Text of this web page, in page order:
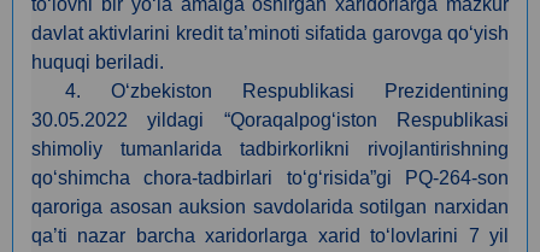
davlat aktivlarini kredit ta’minoti sifatida garovga qo‘yish
huquqi beriladi.
4.O‘zbekiston Respublikasi Prezidentining
30.05.2022 yildagi “Qoraqalpog‘iston Respublikasi
shimoliy tumanlarida tadbirkorlikni rivojlantirishning
qo‘shimcha chora-tadbirlari to‘g‘risida”gi PQ-264-son
qaroriga asosan auksion savdolarida sotilgan narxidan
qa’ti nazar barcha xaridorlarga xarid to‘lovlarini 7 yil